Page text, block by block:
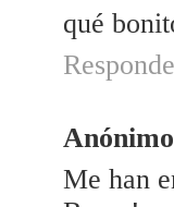
qué
Anónimo
Me han